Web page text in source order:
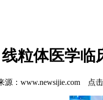
线粒体医学临
：www.newsijie.com 点击